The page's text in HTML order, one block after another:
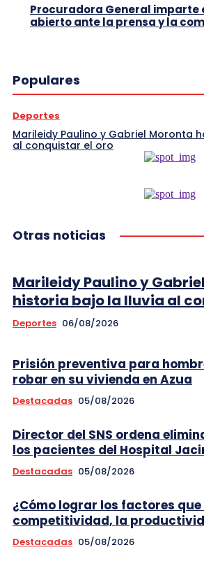
Procuradora General imparte
abierto ante la prensa y la
Populares
Deportes
Marileidy Paulino y Gabriel Moronta
al conquistar el oro
Otras noticias
Marileidy Paulino y
historia bajo la lluvia al
Deportes 06/08/2026
Prisión preventiva para
robar en su vivienda en Azua
Destacadas 05/08/2026
Director del SNS ordena
los pacientes del Hospital
Destacadas 05/08/2026
¿Cómo lograr los factores
competitividad, la
Destacadas 05/08/2026